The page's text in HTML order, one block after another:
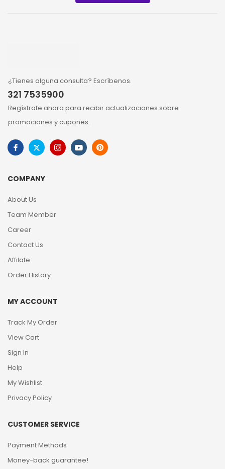
¿Tienes alguna consulta? Escríbenos.
321 7535900
Regístrate ahora para recibir actualizaciones sobre
promociones y cupones.
COMPANY
About Us
Team Member
Career
Contact Us
Affilate
Order History
MY ACCOUNT
Track My Order
View Cart
Sign In
Help
My Wishlist
Privacy Policy
CUSTOMER SERVICE
Payment Methods
Money-back guarantee!